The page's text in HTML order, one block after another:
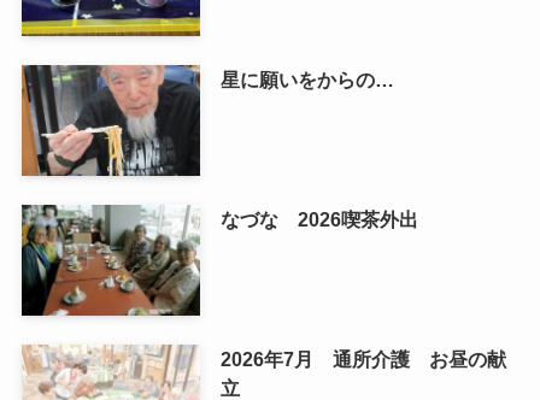
星に願いをからの…
なづな 2026喫茶外出
2026年7月 通所介護 お昼の献
立